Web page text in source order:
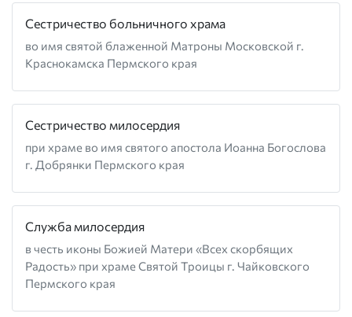
Сестричество больничного храма
во имя святой блаженной Матроны Московской г.
Краснокамска Пермского края
Сестричество милосердия
при храме во имя святого апостола Иоанна Богослова
г. Добрянки Пермского края
Служба милосердия
в честь иконы Божией Матери «Всех скорбящих
Радость» при храме Святой Троицы г. Чайковского
Пермского края